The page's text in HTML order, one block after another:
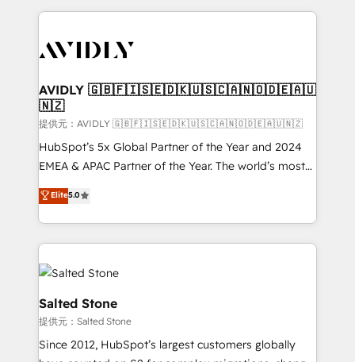
digital agency and an integrator. With over 115
CRM and webdesign (We focus on EMEA - USA
AVIDLY 🇬🇧🇫🇮🇸🇪🇩🇰🇺🇸🇨🇦🇳🇴🇩🇪🇦🇺
🇳🇿
提供元：AVIDLY 🇬🇧🇫🇮🇸🇪🇩🇰🇺🇸🇨🇦🇳🇴🇩🇪🇦🇺🇳🇿
HubSpot’s 5x Global Partner of the Year and 2024
EMEA & APAC Partner of the Year. The world’s most
experienced and fully accredited HubSpot Solutions
Partner. 🚀 With 2,750+ HubSpot projects delivered
and 370+ specialists across EMEA, APAC and NAM,
we de-risk complex CRM programmes and
accelerate ROI across every HubSpot Hub. 🧭 From
multi-region migrations to AI-powered automation,
we turn complexity into clarity, human at global
scale. 🏆 HubSpot’s CEO called us “the partner of the
future.” Others agree it is proof of trust built through
measurable impact.
Elite5.0
Salted Stone
提供元：Salted Stone
Since 2012, HubSpot’s largest customers globally